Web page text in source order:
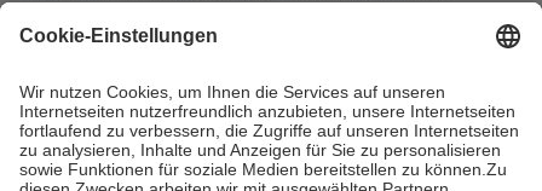
Kosten dafür, der Versicherte trägt einen Teil davon als Zuzahlung
Grundsätzlich leisten Mitglieder Zuzahlungen in Höhe von zehn
Prozent des Abgabepreises,mindestensjedochfünf Euround
höchstens zehn Euro.Es sind jedoch nie mehr als die tatsächlichen
Kosten der Leistung zu entrichten.